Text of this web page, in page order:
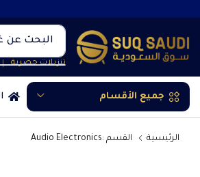
البحث عن
تنزيلات حصرية ❘
جميع الأقسام
الرئيسية القسم :Audio Electronics